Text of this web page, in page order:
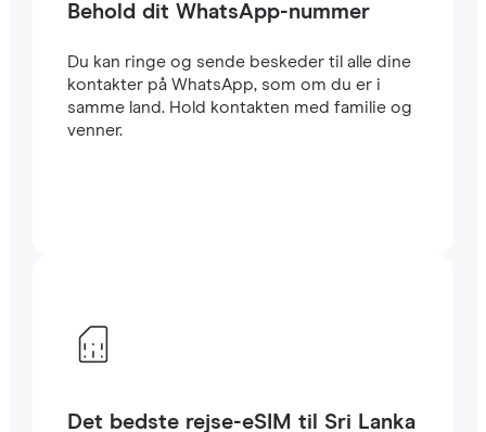
Behold dit WhatsApp-nummer
Du kan ringe og sende beskeder til alle dine
kontakter på WhatsApp, som om du er i
samme land. Hold kontakten med familie og
venner.
Det bedste rejse-eSIM til Sri Lanka